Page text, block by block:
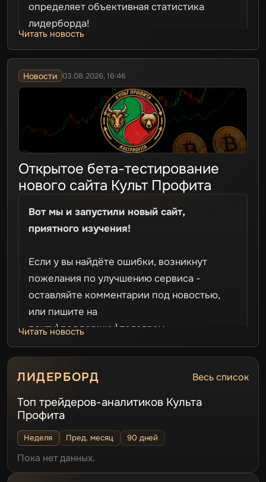
определяет объективная статистика
лидерборда!
Для участия необходимо привязать АПИ
ключи. Ключи используются
исключительно для формирования
публичного профиля трейдера.
Хочу принять участие в турнире!
Читать новость
Новости 03.08.2026, 16:46
Открытое бета-тестирование
нового сайта Культ Профита
Вот мы и запустили новый сайт,
приятного изучения!
Если у вы найдёте ошибки, возникнут
пожелания по улучшению сервиса -
оставляйте комментарии под новостью,
или пишите на
почту\поддержку\телеграм.
может подвисать. Это не наши проделки,
а ограничения провайдера и РКН.
Читать новость
ЛИДЕРБОРД Весь список
Топ трейдеров-аналитиков Культа
Профита
Неделя Пред. месяц 90 дней
Пока нет данных.